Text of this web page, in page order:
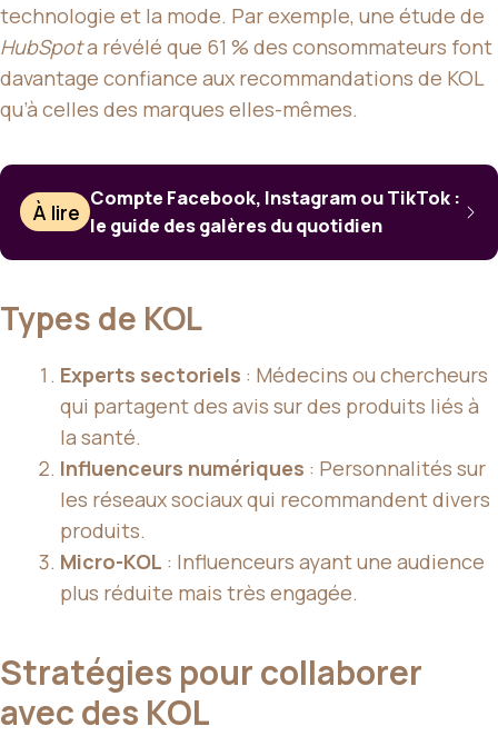
technologie et la mode. Par exemple, une étude de
HubSpota révélé que 61 % des consommateurs font
davantage confiance aux recommandations de KOL
qu’à celles des marques elles-mêmes.
À lire
Compte Facebook, Instagram ou TikTok :
le guide des galères du quotidien
Types de KOL
Experts sectoriels : Médecins ou chercheurs
qui partagent des avis sur des produits liés à
la santé.
Influenceurs numériques : Personnalités sur
les réseaux sociaux qui recommandent divers
produits.
Micro-KOL : Influenceurs ayant une audience
plus réduite mais très engagée.
Stratégies pour collaborer
avec des KOL